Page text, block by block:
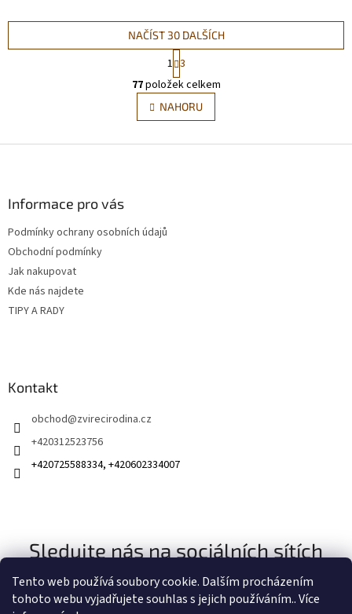
Tento web používá soubory cookie. Dalším procházením
tohoto webu vyjadřujete souhlas s jejich používáním.. Více
monoproteinové (jeden druh
monoproteinové (jeden druh
masa). Vysoký...
O
v
l
á
NAČÍST 30 DALŠÍCH
S
t
r
á
n
k
v
1 3
77položek celkem
NAHORU
Informace pro vás
Podmínky ochrany osobních údajů
Obchodní podmínky
Jak nakupovat
Kde nás najdete
TIPY A RADY
Kontakt
obchod@zvirecirodina.cz
+420312523756
+420725588334, +420602334007
Sledujte nás na sociálních sítích